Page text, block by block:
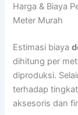
Harga & Biaya
Meter Murah
Estimasi biaya
dihitung per
diproduksi.
terhadap
aksesoris dan